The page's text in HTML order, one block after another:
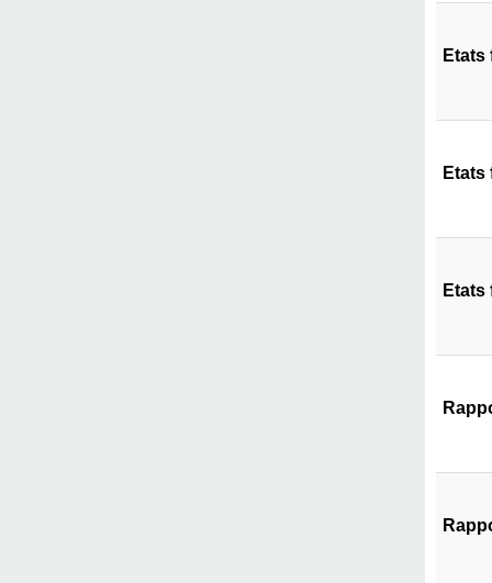
Etats
Etats
Etats